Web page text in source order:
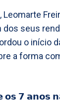
Leomarte
dos seus
o início
a forma
𝟳 𝗮𝗻𝗼𝘀